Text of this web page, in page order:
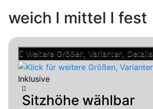
weich I mittel I fest
Weitere Größen, Varianten, Details
Inklusive
Sitzhöhe wählbar